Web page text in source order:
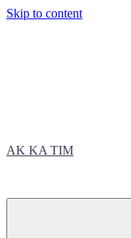
Skip to content
AK KA TIM